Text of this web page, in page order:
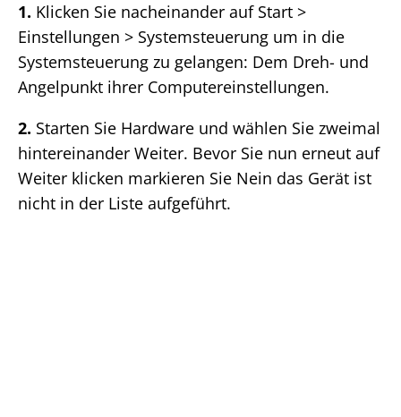
1. Klicken Sie nacheinander auf Start >
Einstellungen > Systemsteuerung um in die
Systemsteuerung zu gelangen: Dem Dreh- und
Angelpunkt ihrer Computereinstellungen.
2. Starten Sie Hardware und wählen Sie zweimal
hintereinander Weiter. Bevor Sie nun erneut auf
Weiter klicken markieren Sie Nein das Gerät ist
nicht in der Liste aufgeführt.